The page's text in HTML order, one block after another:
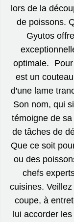
lors de la
de poissons.
Gyutos
optimale.
est un
d'une lame
Son nom, qui
témoigne de
de tâches de
Que ce soit
ou des
chefs
cuisines.
coupe, à
lui accorder